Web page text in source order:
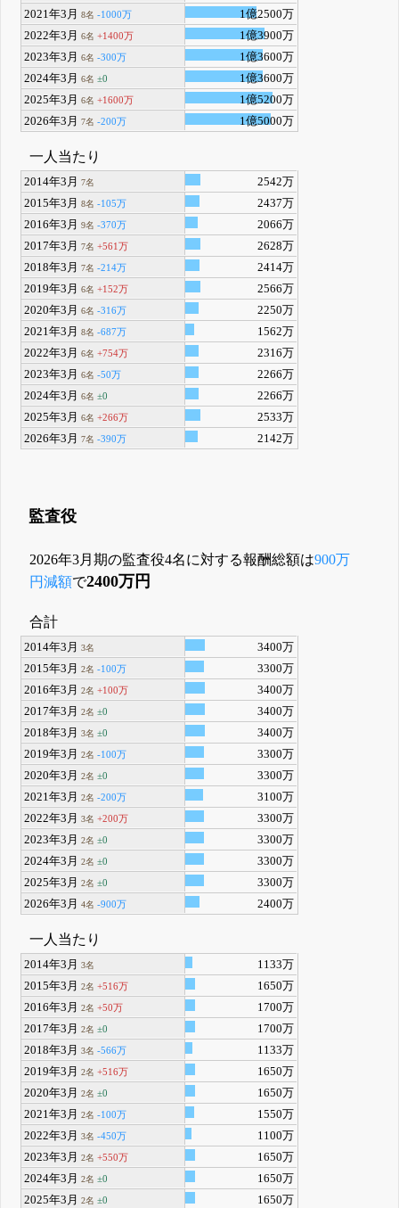
2021年3月8名 -1000万
1億2500万
2022年3月6名 +1400万
1億3900万
2023年3月6名 -300万
1億3600万
2024年3月6名 ±0
1億3600万
2025年3月6名 +1600万
1億5200万
2026年3月7名 -200万 1億5000万
一人当たり
2014年3月7名
2542万
2015年3月8名 -105万
2437万
2016年3月9名 -370万
2066万
2017年3月7名 +561万
2628万
2018年3月7名 -214万
2414万
2019年3月6名 +152万
2566万
2020年3月6名 -316万
2250万
2021年3月8名 -687万
1562万
2022年3月6名 +754万
2316万
2023年3月6名 -50万
2266万
2024年3月6名 ±0
2266万
2025年3月6名 +266万
2533万
2026年3月7名 -390万 2142万
監査役
2026年3月期の監査役4名に対する報酬総額は900万
円減額で2400万円
合計
2014年3月3名
3400万
2015年3月2名 -100万
3300万
2016年3月2名 +100万
3400万
2017年3月2名 ±0
3400万
2018年3月3名 ±0
3400万
2019年3月2名 -100万
3300万
2020年3月2名 ±0
3300万
2021年3月2名 -200万
3100万
2022年3月3名 +200万
3300万
2023年3月2名 ±0
3300万
2024年3月2名 ±0
3300万
2025年3月2名 ±0
3300万
2026年3月4名 -900万 2400万
一人当たり
2014年3月3名
1133万
2015年3月2名 +516万
1650万
2016年3月2名 +50万
1700万
2017年3月2名 ±0
1700万
2018年3月3名 -566万
1133万
2019年3月2名 +516万
1650万
2020年3月2名 ±0
1650万
2021年3月2名 -100万
1550万
2022年3月3名 -450万
1100万
2023年3月2名 +550万
1650万
2024年3月2名 ±0
1650万
2025年3月2名 ±0
1650万